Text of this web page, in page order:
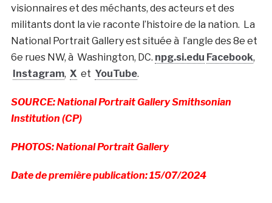
visionnaires et des méchants, des acteurs et des
militants dont la vie raconte l’histoire de la nation. La
National Portrait Gallery est située à l’angle des 8e et
6e rues NW, à Washington, DC. npg.si.edu Facebook,
Instagram, X et YouTube.
SOURCE: National Portrait Gallery Smithsonian
Institution (CP)
PHOTOS: National Portrait Gallery
Date de première publication: 15/07/2024